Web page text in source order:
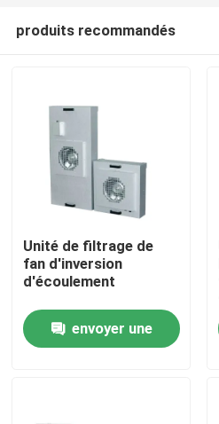
Maison
Produits
produits recommandés
Unité de filtrage de
fan d'inversion
d'écoulement
envoyer une